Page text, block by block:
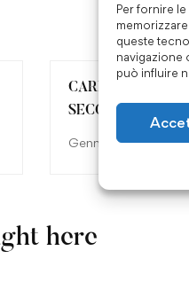
Per fornire
queste
navigazione
può influire
CARNEVALE –
SECONDARIA 2026
Gennaio 26, 2026
here